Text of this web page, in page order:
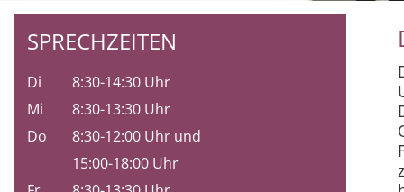
SPRECHZEITEN
Di
8:30-14:30 Uhr
Mi
8:30-13:30 Uhr
Do
8:30-12:00 Uhr und
15:00-18:00 Uhr